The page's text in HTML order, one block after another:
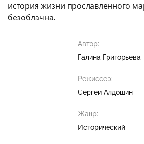
история жизни прославленного
безоблачна.
Автор:
Галина Григорьева
Режиссер:
Сергей Алдошин
Жанр:
Исторический